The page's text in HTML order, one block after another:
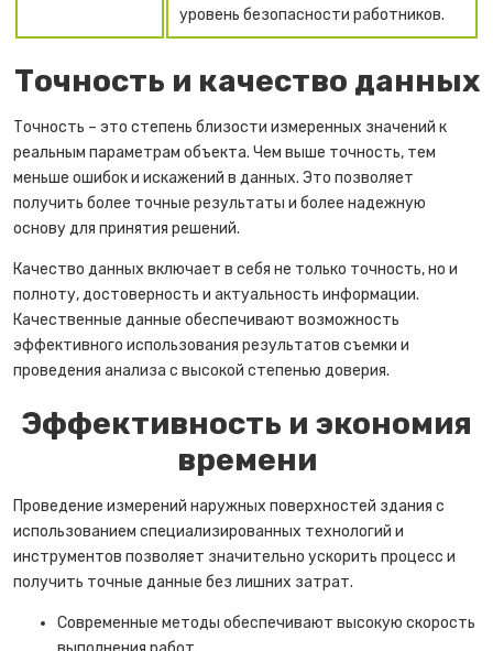
уровень безопасности работников.
Точность и качество данных
Точность – это степень близости измеренных значений к
реальным параметрам объекта. Чем выше точность, тем
меньше ошибок и искажений в данных. Это позволяет
получить более точные результаты и более надежную
основу для принятия решений.
Качество данных включает в себя не только точность, но и
полноту, достоверность и актуальность информации.
Качественные данные обеспечивают возможность
эффективного использования результатов съемки и
проведения анализа с высокой степенью доверия.
Эффективность и экономия
времени
Проведение измерений наружных поверхностей здания с
использованием специализированных технологий и
инструментов позволяет значительно ускорить процесс и
получить точные данные без лишних затрат.
Современные методы обеспечивают высокую скорость